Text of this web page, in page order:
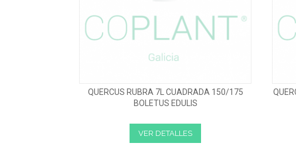
QUERCUS RUBRA 7L CUADRADA 150/175
BOLETUS EDULIS
VER DETALLES